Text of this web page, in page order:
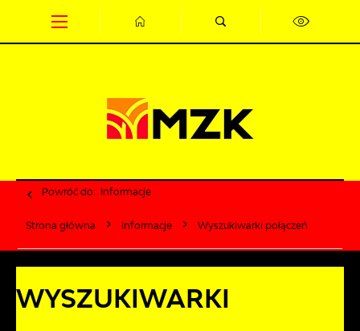
Przejdź do wyszukiwarki.
Przejdź do ustawień wielkości czcionki.
Wyłącz wersję kontrastową strony.
Powróć do: Informacje
Strona główna Informacje Wyszukiwarki połączeń
WYSZUKIWARKI